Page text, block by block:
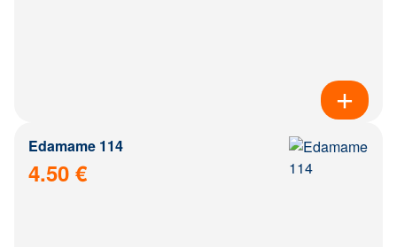
Edamame 114
4.50 €